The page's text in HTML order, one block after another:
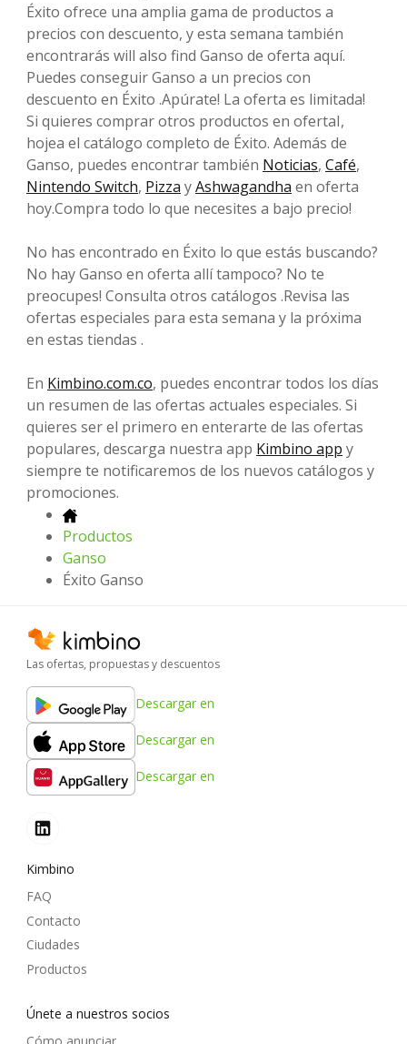
Éxito ofrece una amplia gama de productos a
precios con descuento, y esta semana también
encontrarás will also find Ganso de oferta aquí.
Puedes conseguir Ganso a un precios con
descuento en Éxito .Apúrate! La oferta es limitada!
Si quieres comprar otros productos en ofertaI,
hojea el catálogo completo de Éxito. Además de
Ganso, puedes encontrar también Noticias, Café,
Nintendo Switch, Pizza yAshwagandha en oferta
hoy.Compra todo lo que necesites a bajo precio!
No has encontrado en Éxito lo que estás buscando?
No hay Ganso en oferta allí tampoco? No te
preocupes! Consulta otros catálogos .Revisa las
ofertas especiales para esta semana y la próxima
en estas tiendas .
En Kimbino.com.co, puedes encontrar todos los días
un resumen de las ofertas actuales especiales. Si
quieres ser el primero en enterarte de las ofertas
populares, descarga nuestra app Kimbino app y
siempre te notificaremos de los nuevos catálogos y
promociones.
Productos
Ganso
Éxito Ganso
Las ofertas, propuestas y descuentos
Descargar en
Descargar en
Descargar en
Kimbino
FAQ
Contacto
Ciudades
Productos
Únete a nuestros socios
Cómo anunciar